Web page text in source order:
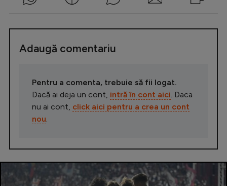
Creează cont
Adaugă comentariu
Pentru a comenta, trebuie să fii logat.
Dacă ai deja un cont, intră în cont aici . Daca
nu ai cont, click aici pentru a crea un cont
nou